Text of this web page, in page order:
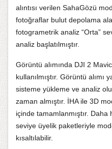
alıntısı verilen SahaGözü
fotoğraflar bulut depolama
fotogrametrik analiz “Orta”
analiz başlatılmıştır.
Görüntü alımında DJI 2
kullanılmıştır. Görüntü
sisteme yükleme ve analiz
zaman almıştır. İHA ile 3D
içinde tamamlanmıştır. Daha
seviye üyelik paketleriyle
kısaltılabilir.